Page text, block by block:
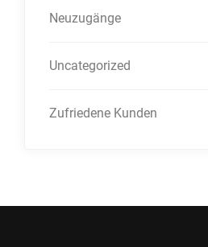
Neuzugänge
Uncategorized
Zufriedene Kunden